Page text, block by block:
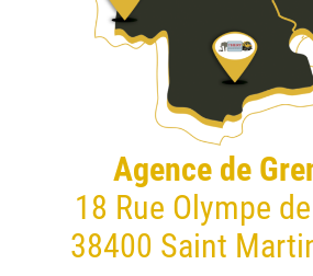
Agence de
18 Rue Olympe
38400 Saint